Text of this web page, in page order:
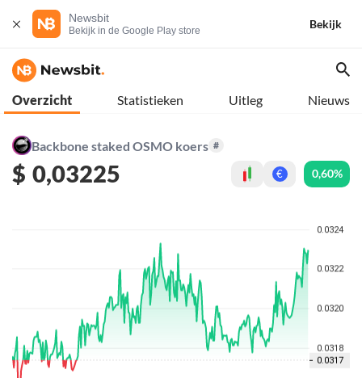
Newsbit
Bekijk in de Google Play store
Bekijk
Overzicht Statistieken Uitleg Nieuws
Backbone staked OSMO koers #
$ 0,03225 € 0,60%